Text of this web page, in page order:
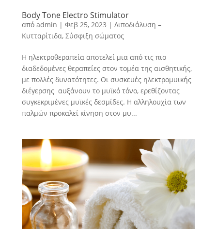
Body Tone Electro Stimulator
από admin | Φεβ 25, 2023 | Λιποδιάλυση –
Κυτταρίτιδα, Σύσφιξη σώματος
Η ηλεκτροθεραπεία αποτελεί μια από τις πιο
διαδεδομένες θεραπείες στον τομέα της αισθητικής,
με πολλές δυνατότητες. Οι συσκευές ηλεκτρομυικής
διέγερσης αυξάνουν το μυϊκό τόνο, ερεθίζοντας
συγκεκριμένες μυϊκές δεσμίδες. Η αλληλουχία των
παλμών προκαλεί κίνηση στον μυ...